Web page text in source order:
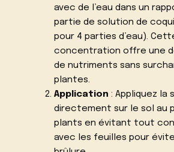
avec de l’eau dans un
partie de solution de
pour 4 parties d’eau).
concentration offre une
de nutriments sans
plantes.
Application : Appliquez la
directement sur le sol au
plants en évitant tout
avec les feuilles pour